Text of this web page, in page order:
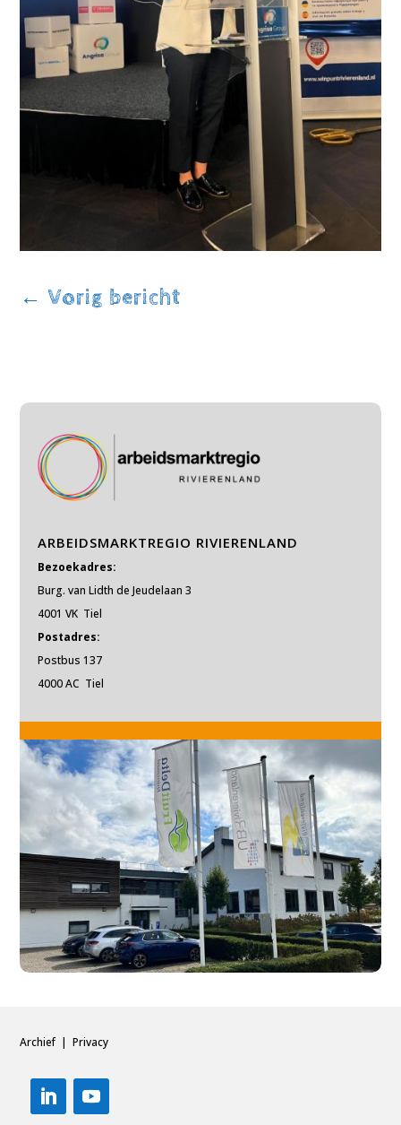
←Vorig bericht
ARBEIDSMARKTREGIO RIVIERENLAND
Bezoekadres:
Burg. van Lidth de Jeudelaan 3
4001 VK Tiel
Postadres:
Postbus 137
4000 AC Tiel
Archief |Privacy